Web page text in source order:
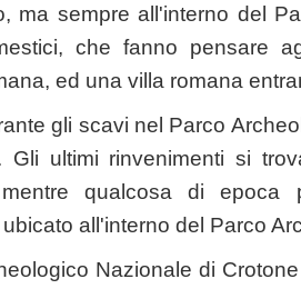
ma sempre all'interno del
che fanno pensare
ed una villa romana
gli scavi nel Parco
Gli ultimi rinvenimenti si
qualcosa di epoca
all'interno del Parco
Nazionale di